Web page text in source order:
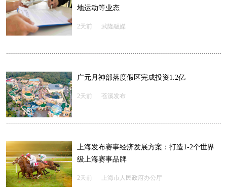
地运动等业态
2天前 武隆融媒
广元月神部落度假区完成投资1.2亿
2天前 苍溪发布
上海发布赛事经济发展方案：打造1-2个世界
级上海赛事品牌
2天前 上海市人民政府办公厅